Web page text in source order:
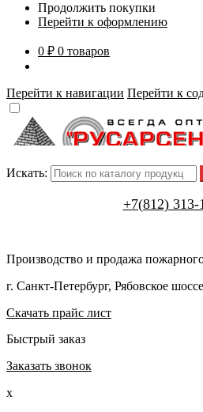
Продолжить покупки
Перейти к оформлению
0 ₽ 0 товаров
Перейти к навигации Перейти к
Искать:
+7(812) 313-
Производство и продажа
г. Санкт-Петербург, Рябовское
Скачать прайс лист
Быстрый заказ
Заказать звонок
x